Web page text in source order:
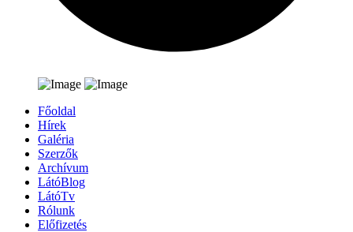
Főoldal
Hírek
Galéria
Szerzők
Archívum
LátóBlog
LátóTv
Rólunk
Előfizetés